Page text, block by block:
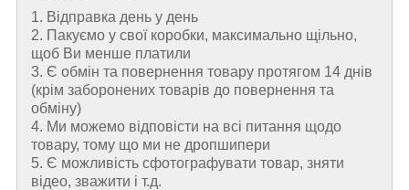
1. Відправка день у день
2. Пакуємо у свої коробки, максимально щільно,
щоб Ви менше платили
3. Є обмін та повернення товару протягом 14 днів
(крім заборонених товарів до повернення та
обміну)
4. Ми можемо відповісти на всі питання щодо
товару, тому що ми не дропшипери
5. Є можливість сфотографувати товар, зняти
відео, зважити і т.д.